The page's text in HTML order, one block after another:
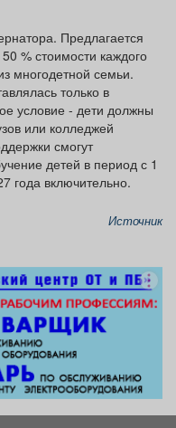
Предлагается
% стоимости каждого
многодетной семьи.
только в
условие - дети должны
или колледжей
смогут
детей в период с 1
года включительно.
Источник